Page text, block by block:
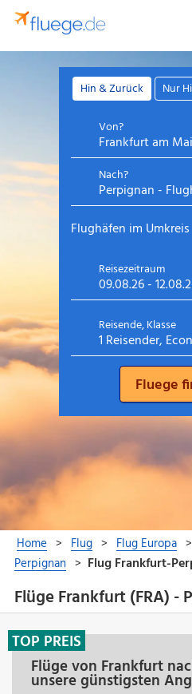
Flüge Frankfurt (FRA) -
Flüge von Frankfurt
unsere günstigsten
TOP PREIS